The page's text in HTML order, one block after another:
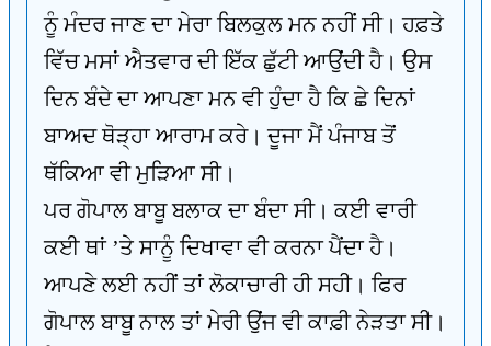
ਨੂੰ ਮੰਦਰ ਜਾਣ ਦਾ ਮੇਰਾ ਬਿਲਕੁਲ ਮਨ ਨਹੀਂ ਸੀ। ਹਫ਼ਤੇ
ਵਿੱਚ ਮਸਾਂ ਐਤਵਾਰ ਦੀ ਇੱਕ ਛੁੱਟੀ ਆਉਂਦੀ ਹੈ। ਉਸ
ਦਿਨ ਬੰਦੇ ਦਾ ਆਪਣਾ ਮਨ ਵੀ ਹੁੰਦਾ ਹੈ ਕਿ ਛੇ ਦਿਨਾਂ
ਬਾਅਦ ਥੋੜ੍ਹਾ ਆਰਾਮ ਕਰੇ। ਦੂਜਾ ਮੈਂ ਪੰਜਾਬ ਤੋਂ
ਥੱਕਿਆ ਵੀ ਮੁੜਿਆ ਸੀ।
ਪਰ ਗੋਪਾਲ ਬਾਬੂ ਬਲਾਕ ਦਾ ਬੰਦਾ ਸੀ। ਕਈ ਵਾਰੀ
ਕਈ ਥਾਂ ’ਤੇ ਸਾਨੂੰ ਦਿਖਾਵਾ ਵੀ ਕਰਨਾ ਪੈਂਦਾ ਹੈ।
ਆਪਣੇ ਲਈ ਨਹੀਂ ਤਾਂ ਲੋਕਾਚਾਰੀ ਹੀ ਸਹੀ। ਫਿਰ
ਗੋਪਾਲ ਬਾਬੂ ਨਾਲ ਤਾਂ ਮੇਰੀ ਉਂਜ ਵੀ ਕਾਫ਼ੀ ਨੇੜਤਾ ਸੀ।